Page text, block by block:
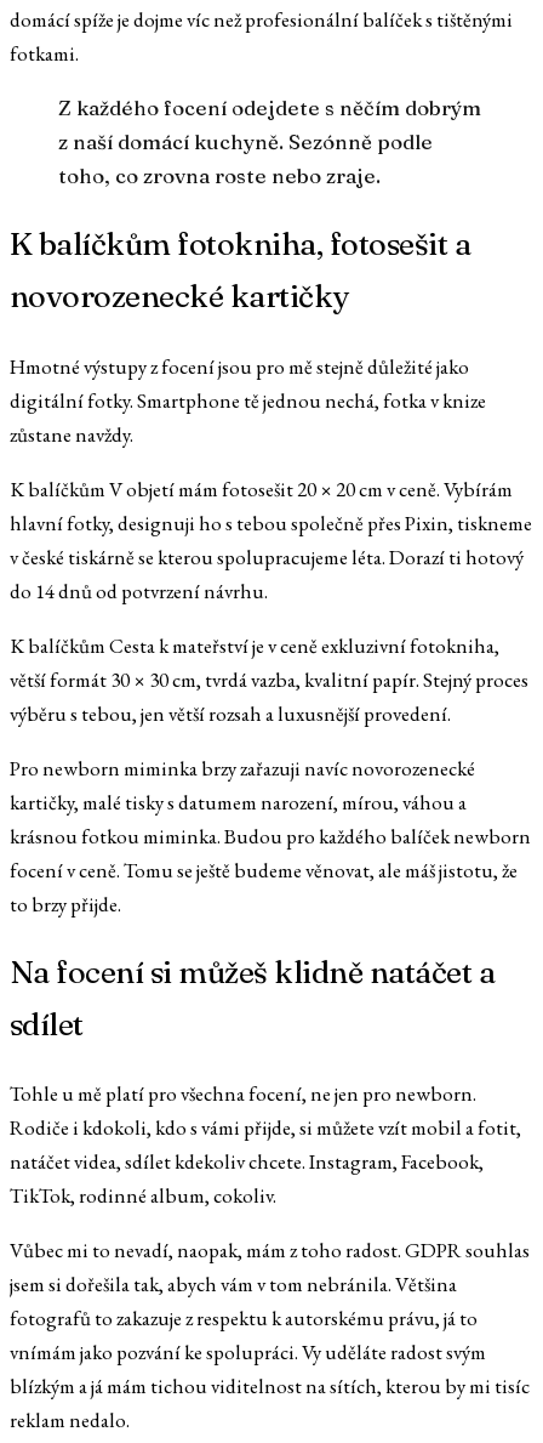
domácí spíže je dojme víc než profesionální balíček s tištěnými
fotkami.
Z každého focení odejdete s něčím dobrým
z naší domácí kuchyně. Sezónně podle
toho, co zrovna roste nebo zraje.
K balíčkům fotokniha, fotosešit a
novorozenecké kartičky
Hmotné výstupy z focení jsou pro mě stejně důležité jako
digitální fotky. Smartphone tě jednou nechá, fotka v knize
zůstane navždy.
K balíčkům V objetí mám fotosešit 20 × 20 cm v ceně. Vybírám
hlavní fotky, designuji ho s tebou společně přes Pixin, tiskneme
v české tiskárně se kterou spolupracujeme léta. Dorazí ti hotový
do 14 dnů od potvrzení návrhu.
K balíčkům Cesta k mateřství je v ceně exkluzivní fotokniha,
větší formát 30 × 30 cm, tvrdá vazba, kvalitní papír. Stejný proces
výběru s tebou, jen větší rozsah a luxusnější provedení.
Pro newborn miminka brzy zařazuji navíc novorozenecké
kartičky, malé tisky s datumem narození, mírou, váhou a
krásnou fotkou miminka. Budou pro každého balíček newborn
focení v ceně. Tomu se ještě budeme věnovat, ale máš jistotu, že
to brzy přijde.
Na focení si můžeš klidně natáčet a
sdílet
Tohle u mě platí pro všechna focení, ne jen pro newborn.
Rodiče i kdokoli, kdo s vámi přijde, si můžete vzít mobil a fotit,
natáčet videa, sdílet kdekoliv chcete. Instagram, Facebook,
TikTok, rodinné album, cokoliv.
Vůbec mi to nevadí, naopak, mám z toho radost. GDPR souhlas
jsem si dořešila tak, abych vám v tom nebránila. Většina
fotografů to zakazuje z respektu k autorskému právu, já to
vnímám jako pozvání ke spolupráci. Vy uděláte radost svým
blízkým a já mám tichou viditelnost na sítích, kterou by mi tisíc
reklam nedalo.